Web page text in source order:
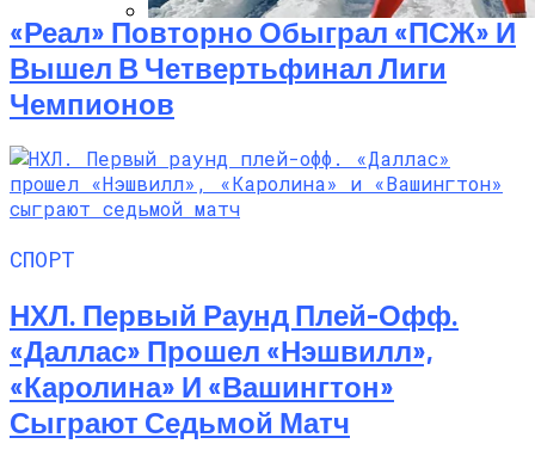
Семейное Наследие: Кейт Хадсон
Хранит Свои Наряды Для Дочери Рани
«Реал» Повторно Обыграл «ПСЖ» И
Вышел В Четвертьфинал Лиги
Чемпионов
СПОРТ
НХЛ. Первый Раунд Плей-Офф.
«Даллас» Прошел «Нэшвилл»,
«Каролина» И «Вашингтон»
Сыграют Седьмой Матч